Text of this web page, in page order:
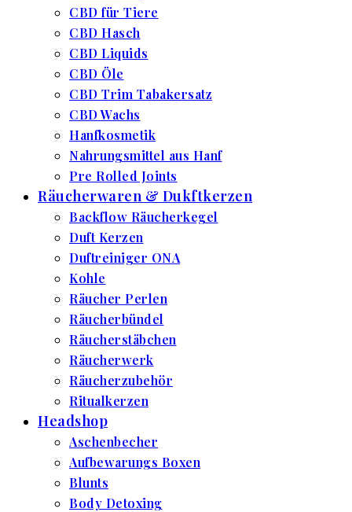
CBD für Tiere
CBD Hasch
CBD Liquids
CBD Öle
CBD Trim Tabakersatz
CBD Wachs
Hanfkosmetik
Nahrungsmittel aus Hanf
Pre Rolled Joints
Räucherwaren & Dukftkerzen
Backflow Räucherkegel
Duft Kerzen
Duftreiniger ONA
Kohle
Räucher Perlen
Räucherbündel
Räucherstäbchen
Räucherwerk
Räucherzubehör
Ritualkerzen
Headshop
Aschenbecher
Aufbewarungs Boxen
Blunts
Body Detoxing